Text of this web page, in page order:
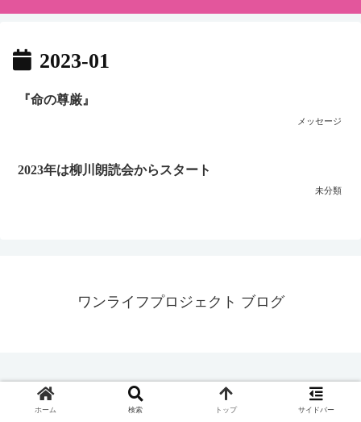
2023-01
『命の尊厳』
メッセージ
2023年は柳川朗読会からスタート
未分類
ワンライフプロジェクト ブログ
ホーム 検索 トップ サイドバー